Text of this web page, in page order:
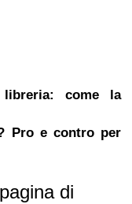
come la
Pro e contro per
di